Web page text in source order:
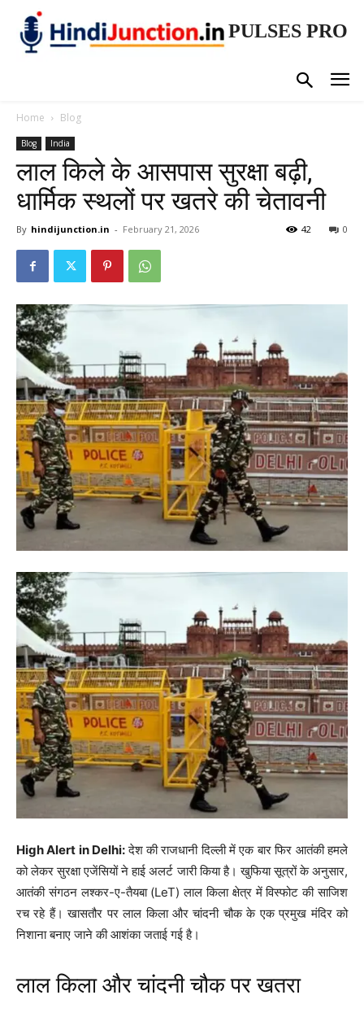
PULSES PRO
Home Blog
Blog India
लाल किले के आसपास सुरक्षा बढ़ी,
धार्मिक स्थलों पर खतरे की चेतावनी
By hindijunction.in - February 21, 2026 0
42
High Alert in Delhi:देश की राजधानी दिल्ली में एक बार फिर आतंकी हमले
को लेकर सुरक्षा एजेंसियों ने हाई अलर्ट जारी किया है। खुफिया सूत्रों के अनुसार,
आतंकी संगठन लश्कर-ए-तैयबा (LeT) लाल किला क्षेत्र में विस्फोट की साजिश
रच रहे हैं। खासतौर पर लाल किला और चांदनी चौक के एक प्रमुख मंदिर को
निशाना बनाए जाने की आशंका जताई गई है।
लाल किला और चांदनी चौक पर खतरा